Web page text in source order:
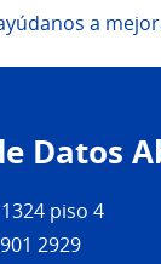
a
Datos
piso 4
2929